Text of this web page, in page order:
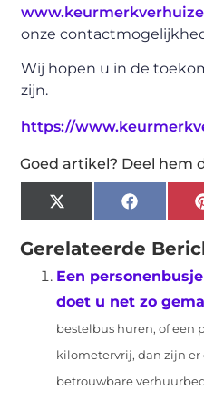
onze
Wij hopen u in de
zijn.
https://
Goed artikel? Deel hem
X
(Twitter)
Gerelateerde
Een
doet u net zo
bestelbus huren, of een
kilometervrij, dan zijn er
betrouwbare